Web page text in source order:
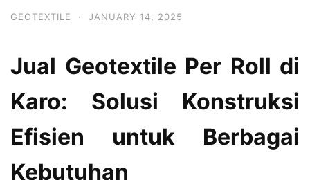
GEOTEXTILE · JANUARY 14, 2025
Jual Geotextile Per Roll di
Karo: Solusi Konstruksi
Efisien untuk Berbagai
Kebutuhan